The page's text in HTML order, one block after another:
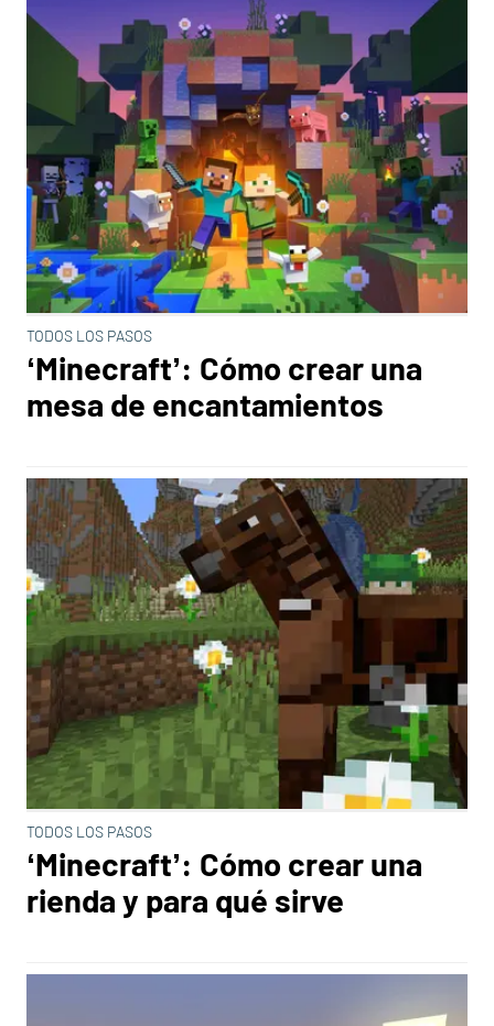
TODOS LOS PASOS
‘Minecraft’: Cómo crear una
mesa de encantamientos
TODOS LOS PASOS
‘Minecraft’: Cómo crear una
rienda y para qué sirve